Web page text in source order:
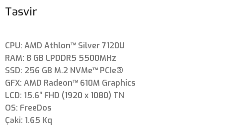
Təsvir
CPU: AMD Athlon™ Silver 7120U
RAM: 8 GB LPDDR5 5500MHz
SSD: 256 GB M.2 NVMe™ PCIe®
GFX: AMD Radeon™ 610M Graphics
LCD: 15.6″ FHD (1920 x 1080) TN
OS: FreeDos
Çəki: 1.65 Kq